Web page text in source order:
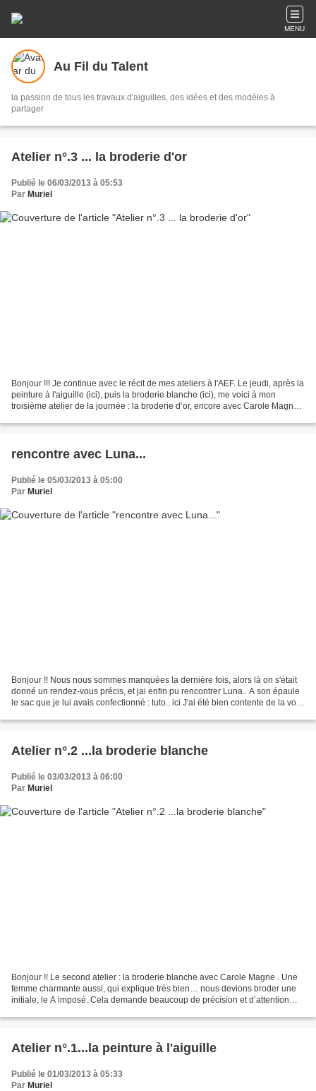
MENU
Au Fil du Talent
la passion de tous les travaux d'aiguilles, des idées et des modèles à
partager
Atelier n°.3 ... la broderie d'or
Publié le 06/03/2013 à 05:53
Par Muriel
Bonjour !!! Je continue avec le récit de mes ateliers à l'AEF. Le jeudi, après la
peinture à l'aiguille (ici), puis la broderie blanche (ici), me voici à mon
troisième atelier de la journée : la broderie d’or, encore avec Carole Magne .
rencontre avec Luna...
Publié le 05/03/2013 à 05:00
Par Muriel
Bonjour !! Nous nous sommes manquées la dernière fois, alors là on s'était
donné un rendez-vous précis, et jai enfin pu rencontrer Luna.. A son épaule
le sac que je lui avais confectionné : tuto.. ici J'ai été bien contente de la voir
Atelier n°.2 ...la broderie blanche
Publié le 03/03/2013 à 06:00
Par Muriel
Bonjour !! Le second atelier : la broderie blanche avec Carole Magne . Une
femme charmante aussi, qui explique très bien… nous devions broder une
initiale, le A imposé. Cela demande beaucoup de précision et d’attention
Atelier n°.1...la peinture à l'aiguille
Publié le 01/03/2013 à 05:33
Par Muriel